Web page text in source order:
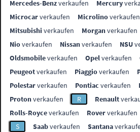
Mercedes-Benzverkaufen Mercury
Microcarverkaufen Microlinoverkaufen
Mitsubishi verkaufen Morganverkaufen
Nioverkaufen Nissanverkaufen NSU
Oldsmobileverkaufen Opelverkaufen
Peugeotverkaufen Piaggioverkaufen
Polestarverkaufen Pontiac verkaufen
Protonverkaufen R Renault
Rolls-Royceverkaufen Roververkaufen
S
Saabverkaufen Santana